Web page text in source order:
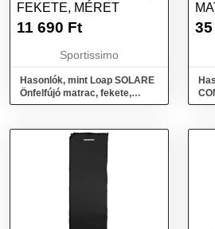
FEKETE, MÉRET
11 690 Ft
Sportissimo
Hasonlók, mint Loap SOLARE
Önfelfújó matrac, fekete,
méret